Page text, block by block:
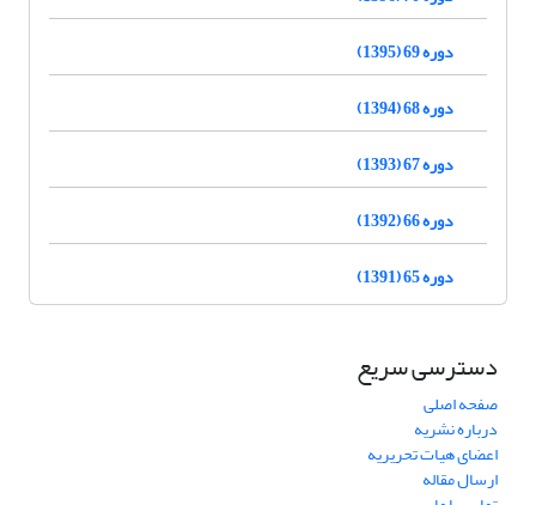
دوره 69 (1395)
دوره 68 (1394)
دوره 67 (1393)
دوره 66 (1392)
دوره 65 (1391)
دسترسی سریع
صفحه اصلی
درباره نشریه
اعضای هیات تحریریه
ارسال مقاله